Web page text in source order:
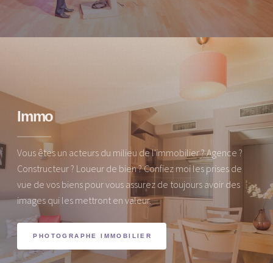
Immo
Vous êtes un acteurs du milieu de l'immobilier ? Agence ?
Constructeur ? Loueur de bien ? Confiez moi les prises de
vue de vos biens pour vous assurez de toujours avoir des
images qui les mettront en valeur.
PHOTOGRAPHE IMMOBILIER